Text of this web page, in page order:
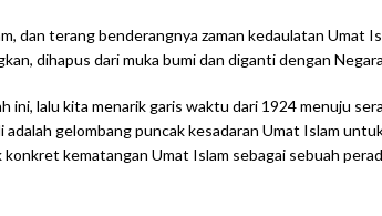
dan terang benderangnya zaman kedaulatan Umat
dihapus dari muka bumi dan diganti dengan
lalu kita menarik garis waktu dari 1924 menuju
gelombang puncak kesadaran Umat Islam
kematangan Umat Islam sebagai sebuah